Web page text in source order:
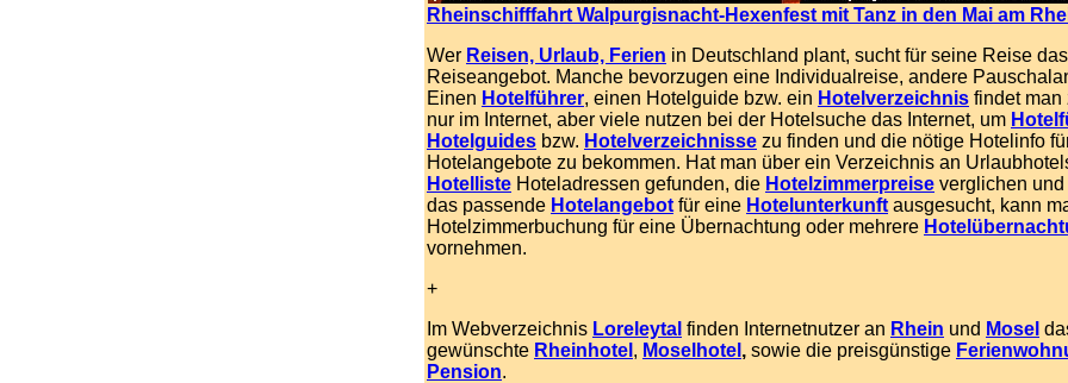
Rheinschifffahrt Walpurgisnacht-Hexenfest mit Tanz in den Mai am
Wer Reisen, Urlaub, Ferien in Deutschland plant, sucht für seine Reise
Reiseangebot. Manche bevorzugen eine Individualreise, andere
Einen Hotelführer, einen Hotelguide bzw. ein Hotelverzeichnis findet man
nur im Internet, aber viele nutzen bei der Hotelsuche das Internet, um
Hotelguides bzw. Hotelverzeichnisse zu finden und die nötige Hotelinfo
Hotelangebote zu bekommen. Hat man über ein Verzeichnis an
Hotelliste Hoteladressen gefunden, die Hotelzimmerpreise verglichen
das passende Hotelangebot für eine Hotelunterkunft ausgesucht, kann
Hotelzimmerbuchung für eine Übernachtung oder mehrere
vornehmen.
+
Im Webverzeichnis Loreleytal finden Internetnutzer an Rhein und Mosel
gewünschte Rheinhotel , Moselhotel , sowie die preisgünstige
Pension.